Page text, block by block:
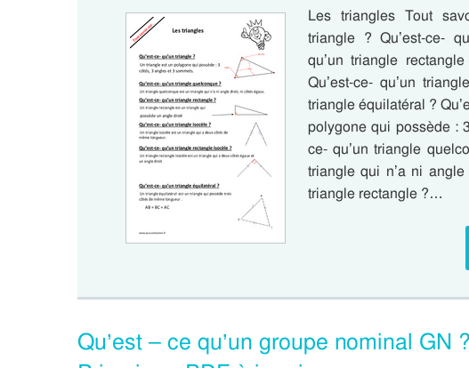
Les triangles Tout
triangle ? Qu’est-ce-
qu’un triangle
Qu’est-ce- qu’un
triangle équilatéral ?
polygone qui possède :
ce- qu’un triangle
triangle qui n’a ni angle
triangle rectangle ?…
Qu’est – ce qu’un groupe nominal GN